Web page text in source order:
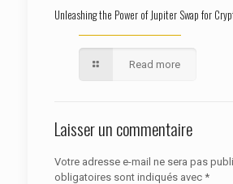
Unleashing the Power of Jupiter Swap for
Read more
Laisser un commentaire
Votre adresse e-mail ne sera pas
obligatoires sont indiqués avec *